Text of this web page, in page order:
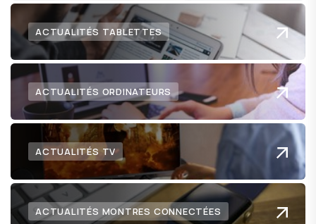
ACTUALITÉS TABLETTES
ACTUALITÉS ORDINATEURS
ACTUALITÉS TV
ACTUALITÉS MONTRES CONNECTÉES